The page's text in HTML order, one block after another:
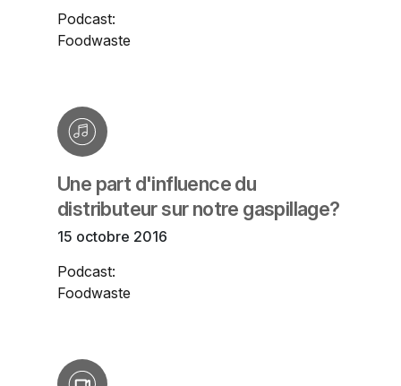
Podcast:
Foodwaste
Une part d'influence du
distributeur sur notre gaspillage?
15 octobre 2016
Podcast:
Foodwaste